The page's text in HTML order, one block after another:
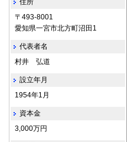
住所
〒493-8001
愛知県一宮市北方町沼田1
代表者名
村井 弘道
設立年月
1954年1月
資本金
3,000万円